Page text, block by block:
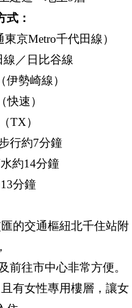
式：
京Metro千代田線）
線／日比谷線
勢崎線）
快速）
TX）
行約7分鐘
約14分鐘
分鐘
的交通樞紐北千住站附
前往市中心非常方便。
有女性專用樓層，讓女